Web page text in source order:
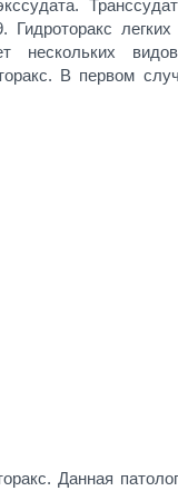
нескольких
В первом
Данная